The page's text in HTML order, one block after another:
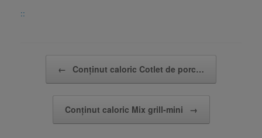
::
← Conținut caloric Cotlet de porc…
Conținut caloric Mix grill-mini →